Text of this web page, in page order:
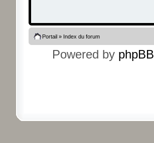
Portail» Index du forum
Powered by phpBB